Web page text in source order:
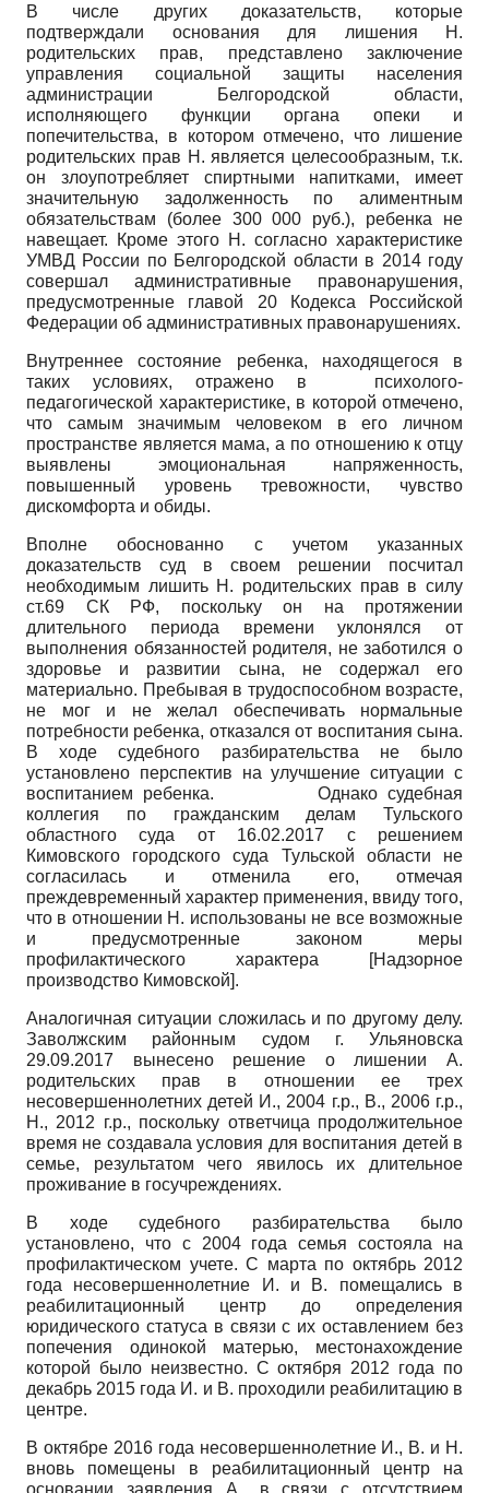
В числе других доказательств, которые
подтверждали основания для лишения Н.
родительских прав, представлено заключение
управления социальной защиты населения
администрации Белгородской области,
исполняющего функции органа опеки и
попечительства, в котором отмечено, что лишение
родительских прав Н. является целесообразным, т.к.
он злоупотребляет спиртными напитками, имеет
значительную задолженность по алиментным
обязательствам (более 300 000 руб.), ребенка не
навещает. Кроме этого Н. согласно характеристике
УМВД России по Белгородской области в 2014 году
совершал административные правонарушения,
предусмотренные главой 20 Кодекса Российской
Федерации об административных правонарушениях.
Внутреннее состояние ребенка, находящегося в
таких условиях, отражено в психолого-
педагогической характеристике, в которой отмечено,
что самым значимым человеком в его личном
пространстве является мама, а по отношению к отцу
выявлены эмоциональная напряженность,
повышенный уровень тревожности, чувство
дискомфорта и обиды.
Вполне обоснованно с учетом указанных
доказательств суд в своем решении посчитал
необходимым лишить Н. родительских прав в силу
ст.69 СК РФ, поскольку он на протяжении
длительного периода времени уклонялся от
выполнения обязанностей родителя, не заботился о
здоровье и развитии сына, не содержал его
материально. Пребывая в трудоспособном возрасте,
не мог и не желал обеспечивать нормальные
потребности ребенка, отказался от воспитания сына.
В ходе судебного разбирательства не было
установлено перспектив на улучшение ситуации с
воспитанием ребенка. Однако судебная
коллегия по гражданским делам Тульского
областного суда от 16.02.2017 с решением
Кимовского городского суда Тульской области не
согласилась и отменила его, отмечая
преждевременный характер применения, ввиду того,
что в отношении Н. использованы не все возможные
и предусмотренные законом меры
профилактического характера
[Надзорное
производство Кимовской].
Аналогичная ситуации сложилась и по другому делу.
Заволжским районным судом г. Ульяновска
29.09.2017 вынесено решение о лишении А.
родительских прав в отношении ее трех
несовершеннолетних детей И., 2004 г.р., В., 2006 г.р.,
Н., 2012 г.р., поскольку ответчица продолжительное
время не создавала условия для воспитания детей в
семье, результатом чего явилось их длительное
проживание в госучреждениях.
В ходе судебного разбирательства было
установлено, что с 2004 года семья состояла на
профилактическом учете. С марта по октябрь 2012
года несовершеннолетние И. и В. помещались в
реабилитационный центр до определения
юридического статуса в связи с их оставлением без
попечения одинокой матерью, местонахождение
которой было неизвестно. С октября 2012 года по
декабрь 2015 года И. и В. проходили реабилитацию в
центре.
В октябре 2016 года несовершеннолетние И., В. и Н.
вновь помещены в реабилитационный центр на
основании заявления А., в связи с отсутствием